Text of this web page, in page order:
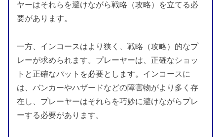
ヤーはそれらを避けながら戦略（攻略）を立てる必
要があります。
一方、インコースはより狭く、戦略（攻略）的なプ
レーが求められます。プレーヤーは、正確なショッ
トと正確なパットを必要とします。インコースに
は、バンカーやハザードなどの障害物がより多く存
在し、プレーヤーはそれらを巧妙に避けながらプレ
ーする必要があります。